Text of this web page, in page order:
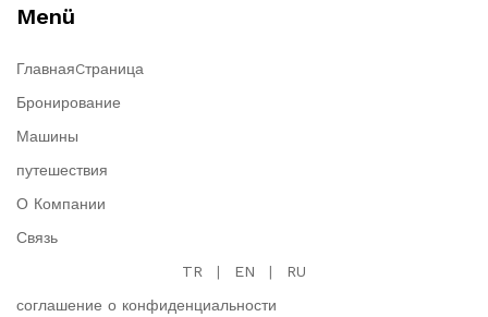
Menü
ГлавнаяCтраница
Бронирование
Машины
путешествия
О Компании
Связь
TR
| EN |
RU
соглашение о конфиденциальности